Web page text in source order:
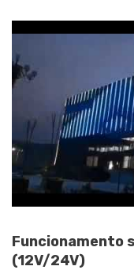
Funcionamento
(12V/24V)